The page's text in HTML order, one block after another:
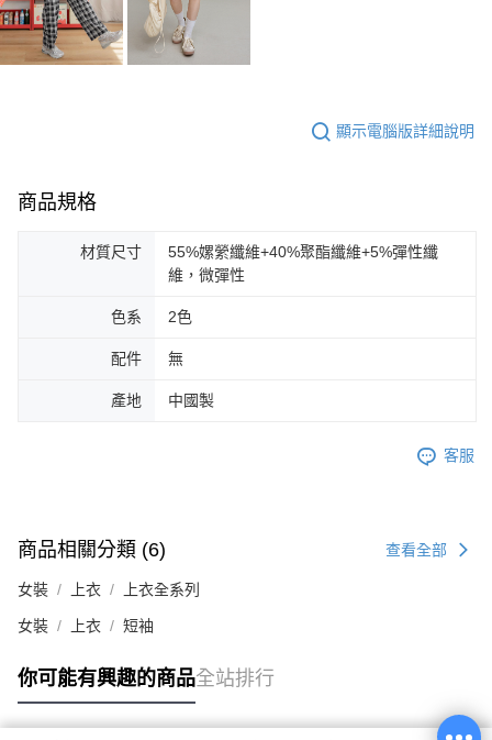
顯示電腦版詳細說明
商品規格
材質尺寸
55%嫘縈纖維+40%聚酯纖維+5%彈性纖
維，微彈性
色系 2色
配件 無
產地 中國製
客服
商品相關分類 (6) 查看全部
女裝 上衣 上衣全系列
女裝 上衣 短袖
你可能有興趣的商品全站排行